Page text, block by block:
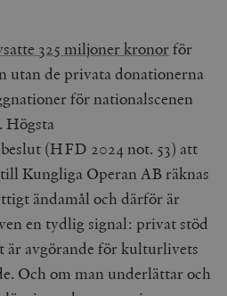
325 miljoner kronorför
utan de privata donationerna
för nationalscenen
Högsta
(HFD 2024 not. 53) att
Kungliga Operan AB räknas
ändamål och därför är
en tydlig signal: privat stöd
är avgörande för kulturlivets
Och om man underlättar och